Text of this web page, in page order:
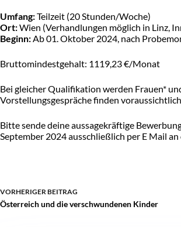
Umfang:Teilzeit (20 Stunden/Woche)
Ort:Wien (Verhandlungen möglich in Linz,
Beginn: Ab 01. Oktober 2024, nach
Bruttomindestgehalt: 1119,23 €/Monat
Bei gleicher Qualifikation werden Frauen*
Vorstellungsgespräche finden
Bitte sende deine aussagekräftige
September 2024 ausschließlich per E Mail
VORHERIGER BEITRAG
Österreich und die verschwundenen Kinder